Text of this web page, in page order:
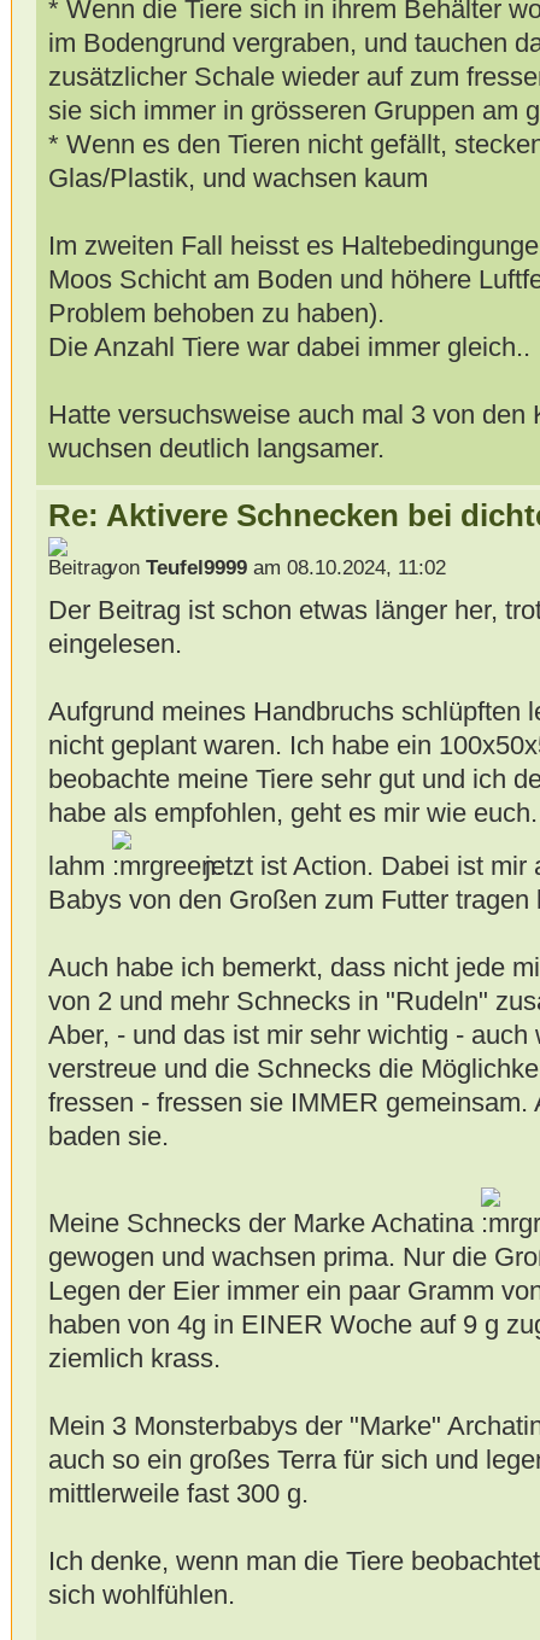
* Wenn die Tiere sich in ihrem Behälter
im Bodengrund vergraben, und tauchen
zusätzlicher Schale wieder auf zum
sie sich immer in grösseren Gruppen am
* Wenn es den Tieren nicht gefällt,
Glas/Plastik, und wachsen kaum
Im zweiten Fall heisst es
Moos Schicht am Boden und höhere
Problem behoben zu haben).
Die Anzahl Tiere war dabei immer gleich..
Hatte versuchsweise auch mal 3 von den
wuchsen deutlich langsamer.
Re: Aktivere Schnecken bei
von Teufel9999am 08.10.2024, 11:02
Der Beitrag ist schon etwas länger her,
eingelesen.
Aufgrund meines Handbruchs schlüpften
nicht geplant waren. Ich habe ein
beobachte meine Tiere sehr gut und ich
habe als empfohlen, geht es mir wie
lahm
jetzt ist Action. Dabei ist mir
Babys von den Großen zum Futter tragen
Auch habe ich bemerkt, dass nicht jede
von 2 und mehr Schnecks in "Rudeln"
Aber, - und das ist mir sehr wichtig -
verstreue und die Schnecks die
fressen - fressen sie IMMER gemeinsam.
baden sie.
Meine Schnecks der Marke Achatina
gewogen und wachsen prima. Nur die
Legen der Eier immer ein paar Gramm
haben von 4g in EINER Woche auf 9 g
ziemlich krass.
Mein 3 Monsterbabys der "Marke"
auch so ein großes Terra für sich und
mittlerweile fast 300 g.
Ich denke, wenn man die Tiere
sich wohlfühlen.